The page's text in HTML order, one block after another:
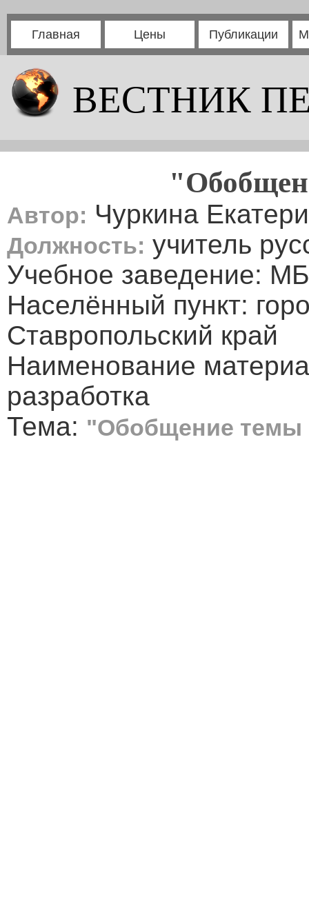
Главная Цены Публикации
ВЕСТНИК
Автор: Чуркина
Должность: учитель
Учебное заведение:
Населённый пункт:
Ставропольский край
Наименование
разработка
Тема: "Обобщение